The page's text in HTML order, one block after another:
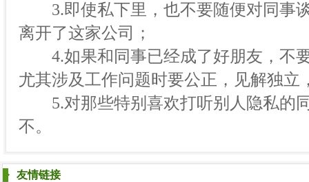
3.即使私下里，也不要随便对同事
离开了这家公司；
4.如果和同事已经成了好朋友，不
尤其涉及工作问题时要公正，见解独立
5.对那些特别喜欢打听别人隐私的
不。
友情链接